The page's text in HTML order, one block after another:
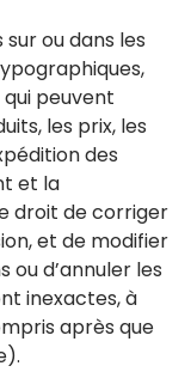
ou dans les
peuvent
les prix, les
des
et la
droit de corriger
et de modifier
d’annuler les
inexactes, à
après que